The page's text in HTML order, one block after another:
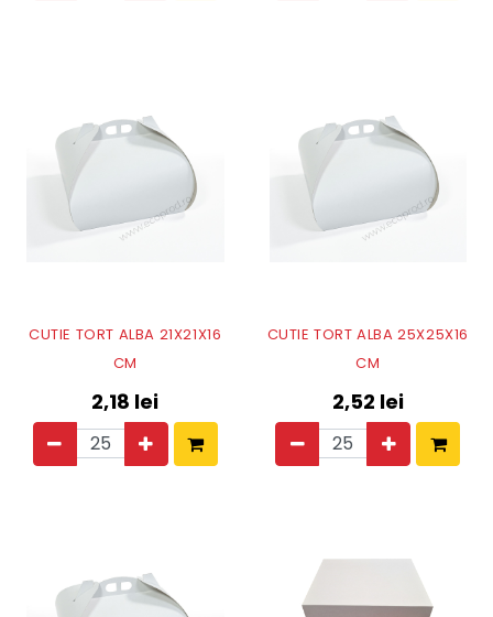
CUTIE TORT ALBA 21X21X16
CM
2,18 lei
CUTIE TORT ALBA 25X25X16
CM
2,52 lei